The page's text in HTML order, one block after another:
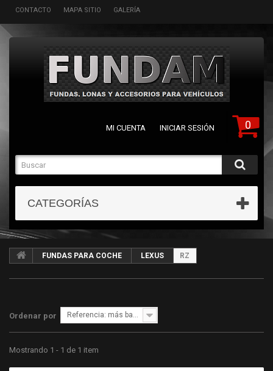
CONTACTO MAPA SITIO GALERÍA
0
MI CUENTA INICIAR SESIÓN
CATEGORÍAS
FUNDAS PARA COCHE LEXUS RZ
Ordenar por Referencia: más bajo primero
Mostrando 1 - 1 de 1 item